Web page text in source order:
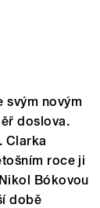
svým novým
doslova.
Clarka
roce ji
Bókovou
době